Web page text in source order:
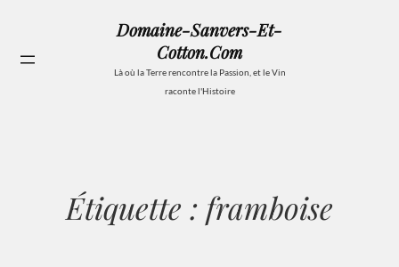
contenu
Domaine-Sanvers-Et-
Cotton.com
Là où la Terre rencontre la Passion, et le Vin
raconte l'Histoire
Étiquette : framboise